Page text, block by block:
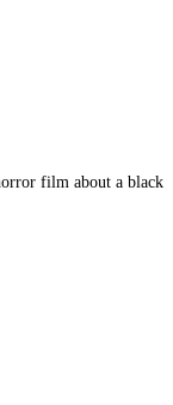
film about a black